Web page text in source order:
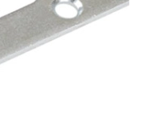
Новости